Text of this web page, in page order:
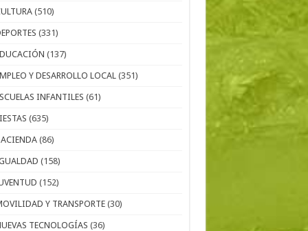
(510)
(331)
(137)
Y DESARROLLO LOCAL (351)
INFANTILES (61)
(635)
(86)
(158)
(152)
Y TRANSPORTE (30)
TECNOLOGÍAS (36)